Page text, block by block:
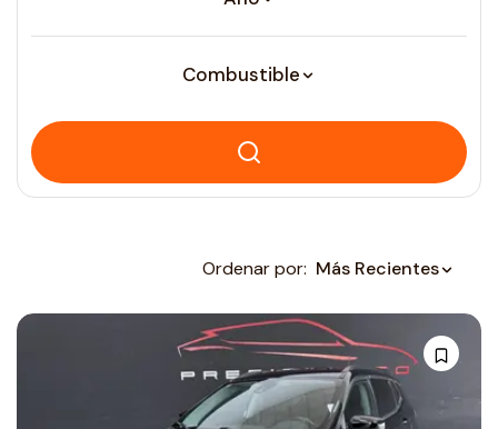
Combustible
Ordenar por: Más Recientes